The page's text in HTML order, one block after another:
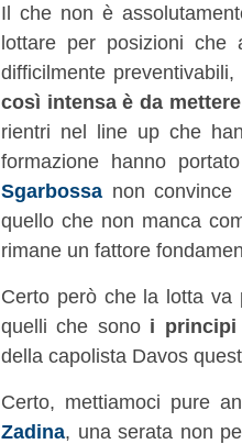
Il che non è
lottare per posizioni
difficilmente
così intensa è da
rientri nel line up che
formazione hanno
Sgarbossa non convince
quello che non manca
rimane un fattore
Certo però che la lotta va
quelli che sono i principi
della capolista Davos
Certo, mettiamoci pure
Zadina, una serata non